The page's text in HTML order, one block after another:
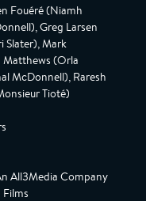
Fouéré (Niamh
Greg Larsen
Slater), Mark
Matthews (Orla
McDonnell), Raresh
Tioté)
All3Media Company